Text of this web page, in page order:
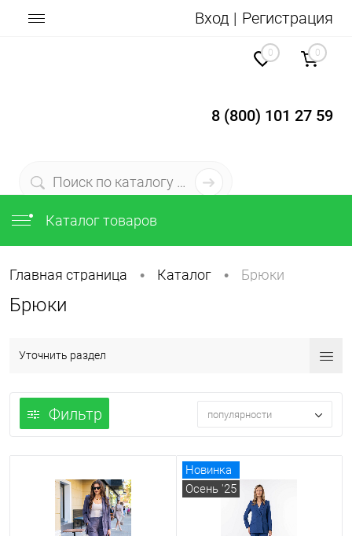
Вход Регистрация
8 (800) 101 27 59
0 0
Каталог товаров
Главная страница • Каталог • Брюки
Брюки
Уточнить раздел
Фильтр популярности
Новинка
Осень '25